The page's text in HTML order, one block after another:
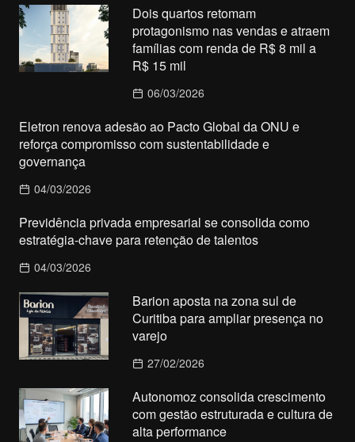
Dois quartos retomam
protagonismo nas vendas e atraem
famílias com renda de R$ 8 mil a
R$ 15 mil
06/03/2026
Eletron renova adesão ao Pacto Global da ONU e
reforça compromisso com sustentabilidade e
governança
04/03/2026
Previdência privada empresarial se consolida como
estratégia-chave para retenção de talentos
04/03/2026
Barion aposta na zona sul de
Curitiba para ampliar presença no
varejo
27/02/2026
Autonomoz consolida crescimento
com gestão estruturada e cultura de
alta performance